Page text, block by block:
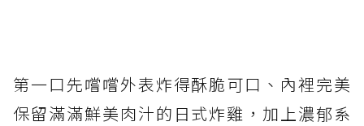
第一口先嚐嚐外表炸得酥脆可口、內裡完美
保留滿滿鮮美肉汁的日式炸雞，加上濃郁系